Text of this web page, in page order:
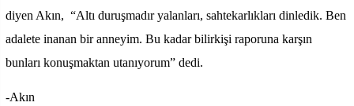
diyen Akın, “Altı duruşmadır yalanları, sahtekarlıkları dinledik. Ben
adalete inanan bir anneyim. Bu kadar bilirkişi raporuna karşın
bunları konuşmaktan utanıyorum” dedi.
-Akın